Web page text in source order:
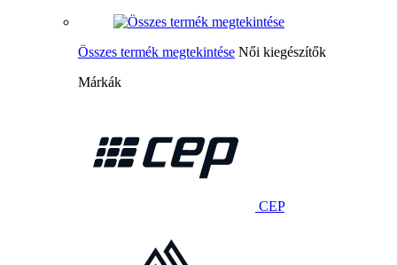
Összes termék megtekintése Női kiegészítők
Márkák
CEP